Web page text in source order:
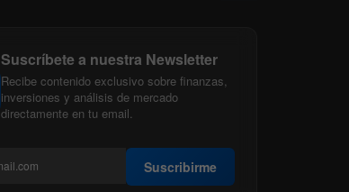
Suscríbete a nuestra Newsletter
Recibe contenido exclusivo sobre finanzas,
inversiones y análisis de mercado
directamente en tu email.
Suscribirme